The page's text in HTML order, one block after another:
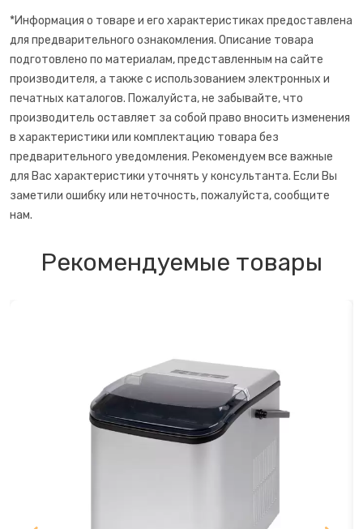
*Информация о товаре и его характеристиках предоставлена
для предварительного ознакомления. Описание товара
подготовлено по материалам, представленным на сайте
производителя, а также с использованием электронных и
печатных каталогов. Пожалуйста, не забывайте, что
производитель оставляет за собой право вносить изменения
в характеристики или комплектацию товара без
предварительного уведомления. Рекомендуем все важные
для Вас характеристики уточнять у консультанта. Если Вы
заметили ошибку или неточность, пожалуйста, сообщите
нам.
Рекомендуемые товары